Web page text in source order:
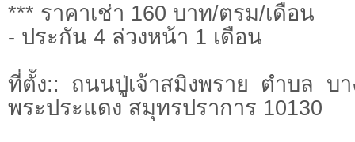
*** ราคาเช่า 160 บาท/ตรม/เดือน
- ประกัน 4 ล่วงหน้า 1 เดือน
ที่ตั้ง:: ถนนปู่เจ้าสมิงพราย ตำบล บ
พระประแดง สมุทรปราการ 10130